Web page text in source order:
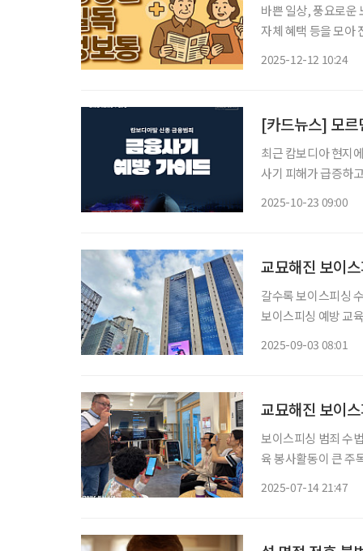
바쁜 일상, 풍요로운
자체 혜택 등을 모아 전달 드립니다. 디지털동행플라
2025-12-12 10:24
[카드뉴스] 모르
최근 캄보디아 현지
사기 피해가 급증하
2025-10-23 09:00
교묘해진 보이
갈수록 보이스피싱
보이스피싱 예방 교육까지 실시하고 있다. 우
2025-09-03 08:01
교묘해진 보이
보이스피싱 범죄 수
육 봉사활동이 큰 주목을 받고 있다. 14일 금융권에
2025-07-14 21:47